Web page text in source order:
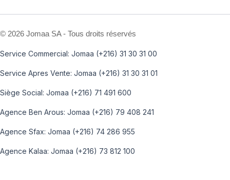
© 2026 Jomaa SA - Tous droits réservés
Service Commercial: Jomaa (+216) 31 30 31 00
Service Apres Vente: Jomaa (+216) 31 30 31 01
Siège Social: Jomaa (+216) 71 491 600
Agence Ben Arous: Jomaa (+216) 79 408 241
Agence Sfax: Jomaa (+216) 74 286 955
Agence Kalaa: Jomaa (+216) 73 812 100